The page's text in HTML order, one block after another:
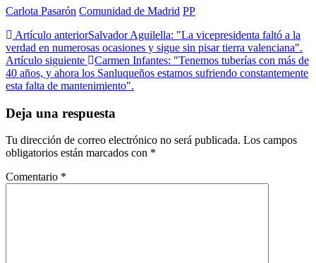
Carlota Pasarón Comunidad de Madrid PP
Artículo anteriorSalvador Aguilella: "La vicepresidenta faltó a la
verdad en numerosas ocasiones y sigue sin pisar tierra valenciana".
Artículo siguiente
Carmen Infantes: "Tenemos tuberías con más de
40 años, y ahora los Sanluqueños estamos sufriendo constantemente
esta falta de mantenimiento".
Deja una respuesta
Tu dirección de correo electrónico no será publicada. Los campos
obligatorios están marcados con *
Comentario *